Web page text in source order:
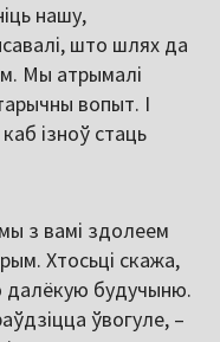
нашу,
што шлях да
Мы атрымалі
вопыт. І
ізноў стаць
з вамі здолеем
Хтосьці скажа,
далёкую будучыню.
ўвогуле, –